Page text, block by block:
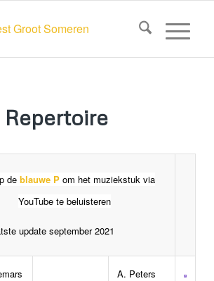
Repertoire
deblauwe P om het muziekstuk via
YouTube te beluisteren
update september 2021
A. Peters